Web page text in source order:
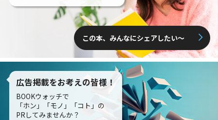
この本、みんなにシェアしたい〜
広告掲載をお考えの皆様！
BOOKウォッチで
「ホン」「モノ」「コト」の
PRしてみませんか？